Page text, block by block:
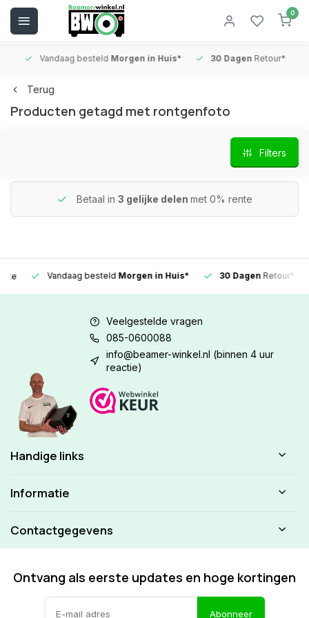
0
Vandaag besteldMorgen in Huis* 30 DagenRetour*
Terug
Producten getagd met rontgenfoto
Filters
Betaal in 3 gelijke delen met 0% rente
Vandaag besteldMorgen in Huis* 30 DagenRetour*
Veelgestelde vragen
085-0600088
info@beamer-winkel.nl (binnen 4 uur
reactie)
Handige links
Informatie
Contactgegevens
Ontvang als eerste updates en hoge kortingen
Abonneer